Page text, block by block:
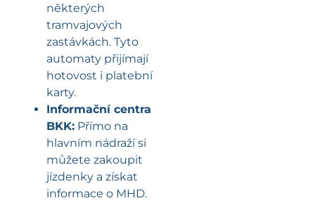
některých
tramvajových
zastávkách. Tyto
automaty přijímají
hotovost i platební
karty.
Informační centra
BKK: Přímo na
hlavním nádraží si
můžete zakoupit
jízdenky a získat
informace o MHD.